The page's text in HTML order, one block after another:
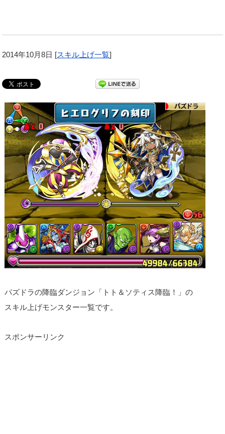
2014年10月8日 [スキル上げ一覧]
パズドラの降臨ダンジョン「トト＆ソティス降臨！」の
スキル上げモンスター一覧です。
スポンサーリンク